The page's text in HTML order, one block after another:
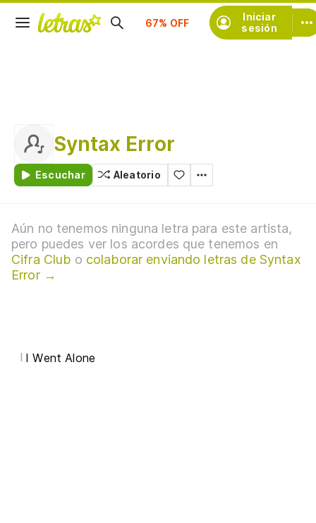
Iniciar
sesión
Suscríbete
Syntax Error
Escuchar Aleatorio
Aún no tenemos ninguna letra para este artista,
pero puedes ver los acordes que tenemos en
Cifra Club o colaborar enviando letras de Syntax
Error →
I I Went Alone